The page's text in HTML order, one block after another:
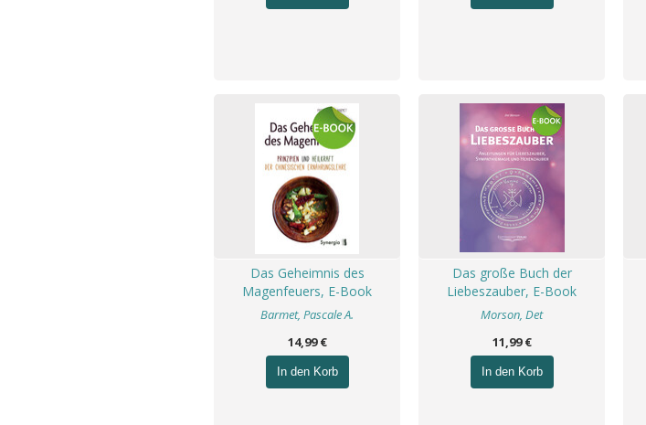
Das Geheimnis des
Magenfeuers, E-Book
Barmet, Pascale A.
14,99 €
In den Korb
Das große Buch der
Liebeszauber, E-Book
Morson, Det
11,99 €
In den Korb